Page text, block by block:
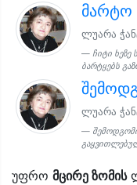
მარტო
ლუარა
ჩიტი ხეზე
ბარტყებს
ლუარა
გაყვითლებულ
უფრო მცირე ზომის